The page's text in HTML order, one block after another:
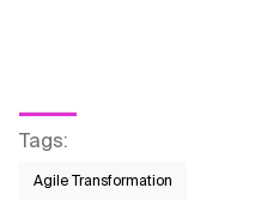
Tags:
Agile Transformation